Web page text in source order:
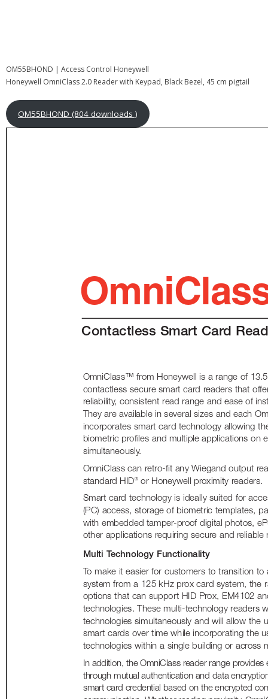
OM55BHOND | Access Control Honeywell
Honeywell OmniClass 2.0 Reader with Keypad, Black Bezel, 45 cm pigtail
OM55BHOND (804 downloads )